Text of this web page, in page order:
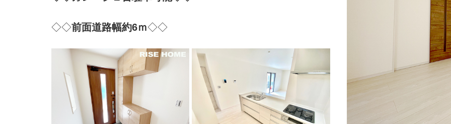
◇◇前面道路幅約6ｍ◇◇